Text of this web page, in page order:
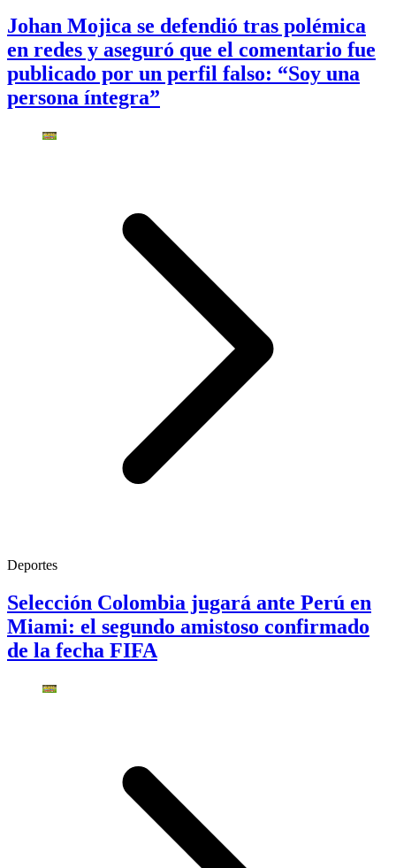
Johan Mojica se defendió tras polémica
en redes y aseguró que el comentario fue
publicado por un perfil falso: “Soy una
persona íntegra”
Deportes
Selección Colombia jugará ante Perú en
Miami: el segundo amistoso confirmado
de la fecha FIFA